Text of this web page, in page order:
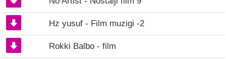
Hz yusuf - Film muzigi -2
Rokki Balbo - film